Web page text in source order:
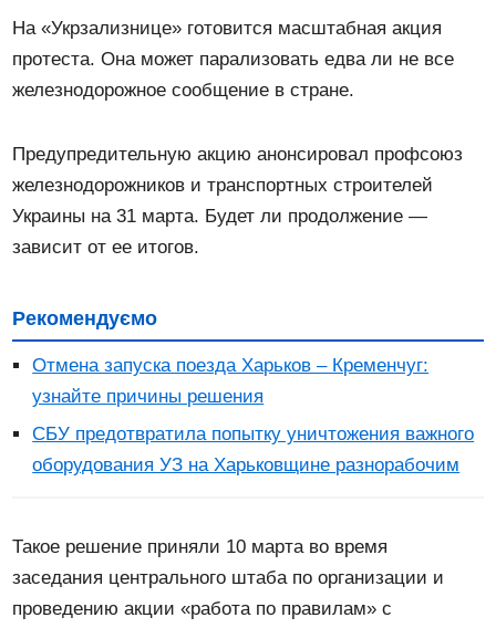
На «Укрзализнице» готовится масштабная акция
протеста. Она может парализовать едва ли не все
железнодорожное сообщение в стране.
Предупредительную акцию анонсировал профсоюз
железнодорожников и транспортных строителей
Украины на 31 марта. Будет ли продолжение —
зависит от ее итогов.
Рекомендуємо
Отмена запуска поезда Харьков – Кременчуг:
узнайте причины решения
СБУ предотвратила попытку уничтожения важного
оборудования УЗ на Харьковщине разнорабочим
Такое решение приняли 10 марта во время
заседания центрального штаба по организации и
проведению акции «работа по правилам» с